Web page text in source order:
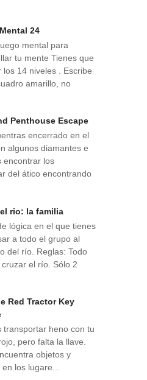
24
mental para
tu mente Tienes que
los 14 niveles . Escribe
amarillo, no
Penthouse Escape
encerrado en el
algunos diamantes e
encontrar los
del ático encontrando
rio: la familia
lógica en el que tienes
a todo el grupo al
del río. Reglas: Todo
el río. Sólo 2
Red Tractor Key
transportar heno con tu
pero falta la llave.
objetos y
los lugare...